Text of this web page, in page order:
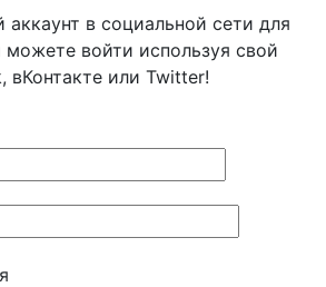
аккаунт в социальной сети для
можете войти используя свой
вКонтакте или Twitter!